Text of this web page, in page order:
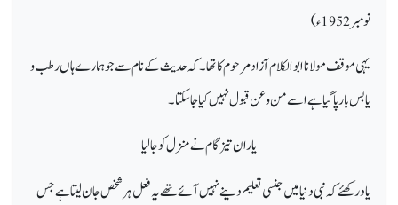
نومبر 1952ء)
یہی موقف مولانا ابوالکلام آزاد مرحوم کاتھا ۔ کہ حدیث کے نام سے جو ہمارے ہاں رطب و
یابس بارپا گیا ہے اسےمن و عن قبول نہیں کیا جاسکتا ۔
یاران تیز گام نے منزل کو جا لیا
یاد رکھئے کہ نبی دنیا میں جنسی تعلیم دینےنہیں آئے تھے یہ فعل ہر شخص جان لیتا ہے جس